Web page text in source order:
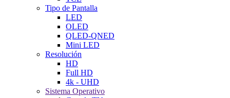
Tipo de Pantalla
LED
OLED
QLED-QNED
Mini LED
Resolución
HD
Full HD
4k - UHD
Sistema Operativo